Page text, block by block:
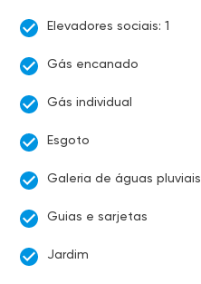
Elevadores sociais: 1
Gás encanado
Gás individual
Esgoto
Galeria de águas pluviais
Guias e sarjetas
Jardim